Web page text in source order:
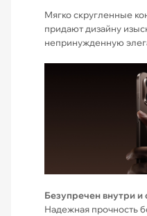
Мягко скругленные
придают дизайну
непринужденную
Безупречен внутри и
Надежная прочность